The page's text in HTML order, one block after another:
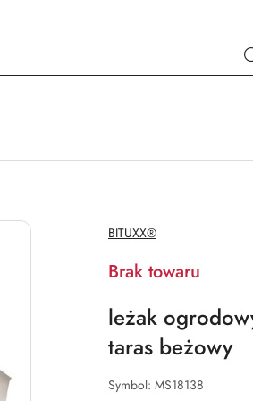
NAZWA
PRODUCENTA:
BITUXX®
Brak towaru
leżak
taras beżowy
Symbol: MS18138